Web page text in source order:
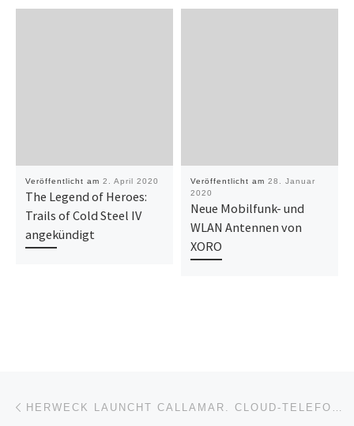
Veröffentlicht am 2. April 2020
The Legend of Heroes:
Trails of Cold Steel IV
angekündigt
Veröffentlicht am 28. Januar
2020
Neue Mobilfunk- und
WLAN Antennen von
XORO
Beitragsnavigation